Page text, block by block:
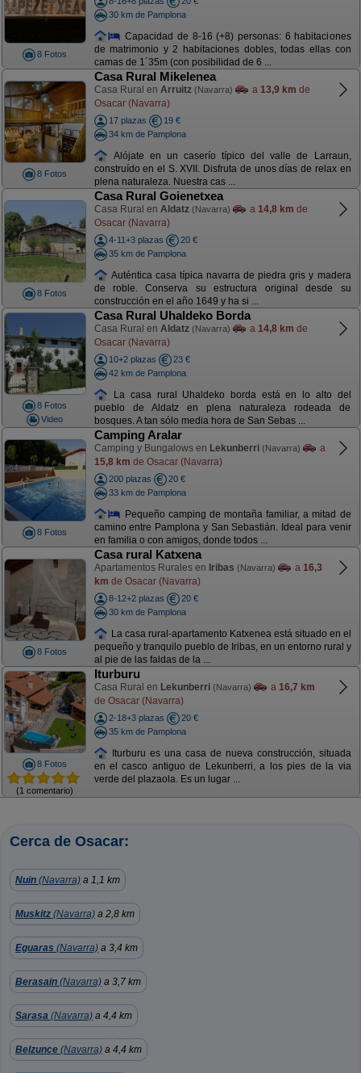
8 Fotos
30 km de Pamplona
Capacidad de 8-16 (+8) personas: 6 habitaciones
de matrimonio y 2 habitaciones dobles, todas ellas con
camas de 1´35m (con posibilidad de 6 ...
8 Fotos
Casa Rural Mikelenea
Casa Rural en Arruitz (Navarra) a 13,9 km de
Osacar (Navarra)
17 plazas
19 €
34 km de Pamplona
Alójate en un caserío típico del valle de Larraun,
construído en el S. XVII. Disfruta de unos días de relax en
plena naturaleza. Nuestra cas ...
8 Fotos
Casa Rural Goienetxea
Casa Rural en Aldatz (Navarra) a 14,8 km de
Osacar (Navarra)
4-11+3 plazas
20 €
35 km de Pamplona
Auténtica casa típica navarra de piedra gris y madera
de roble. Conserva su estructura original desde su
construcción en el año 1649 y ha si ...
8 Fotos
Video
Casa Rural Uhaldeko Borda
Casa Rural en Aldatz (Navarra) a 14,8 km de
Osacar (Navarra)
10+2 plazas
23 €
42 km de Pamplona
La casa rural Uhaldeko borda está en lo alto del
pueblo de Aldatz en plena naturaleza rodeada de
bosques. A tan sólo media hora de San Sebas ...
8 Fotos
Camping Aralar
Camping y Bungalows en Lekunberri (Navarra)
a
15,8 km de Osacar (Navarra)
200 plazas
20 €
33 km de Pamplona
Pequeño camping de montaña familiar, a mitad de
camino entre Pamplona y San Sebastián. Ideal para venir
en familia o con amigos, donde todos ...
8 Fotos
Casa rural Katxena
Apartamentos Rurales en Iribas (Navarra) a 16,3
km de Osacar (Navarra)
8-12+2 plazas
20 €
30 km de Pamplona
La casa rural-apartamento Katxenea está situado en el
pequeño y tranquilo pueblo de Iribas, en un entorno rural y
al pie de las faldas de la ...
8 Fotos
(1 comentario)
Iturburu
Casa Rural en Lekunberri (Navarra) a 16,7 km
de Osacar (Navarra)
2-18+3 plazas
20 €
35 km de Pamplona
Iturburu es una casa de nueva construcción, situada
en el casco antiguo de Lekunberri, a los pies de la via
verde del plazaola. Es un lugar ...
Cerca de Osacar:
Nuin (Navarra) a 1,1 km
Muskitz (Navarra) a 2,8 km
Eguaras (Navarra) a 3,4 km
Berasain (Navarra) a 3,7 km
Sarasa (Navarra) a 4,4 km
Belzunce (Navarra) a 4,4 km